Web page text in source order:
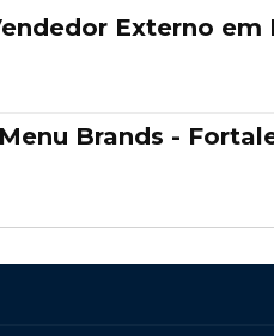
Externo em
Brands -